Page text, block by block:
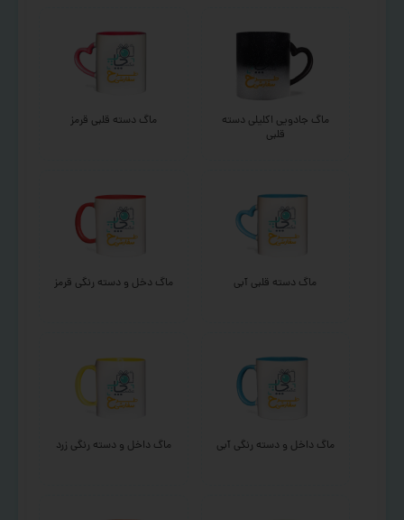
ماگ جادویی اکلیلی دسته
قلبی
ماگ دسته قلبی قرمز
ماگ دسته قلبی آبی ماگ دخل و دسته رنگی قرمز
ماگ داخل و دسته رنگی آبی ماگ داخل و دسته رنگی زرد